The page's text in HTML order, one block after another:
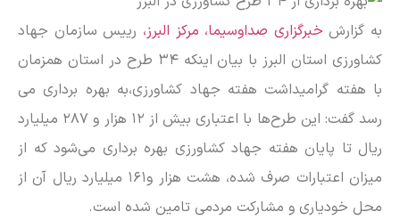
به گزارش خبرگزاری صداوسیما، مرکز البرز، رییس سازمان جهاد
کشاورزی استان البرز با بیان اینکه ۳۴ طرح در استان همزمان
با هفته گرامیداشت هفته جهاد کشاورزی،به بهره برداری می
رسد گفت: این طرح‌ها با اعتباری بیش از ۱۲ هزار و ۲۸۷ میلیارد
ریال تا پایان هفته جهاد کشاورزی بهره برداری می‌شود که از
میزان اعتبارات صرف شده، هشت هزار و۱۶۱ میلیارد ریال آن از
محل خودیاری و مشارکت مردمی تامین شده است.